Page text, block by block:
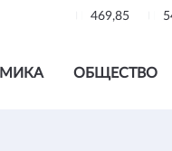
469,85
ОБЩЕСТВО